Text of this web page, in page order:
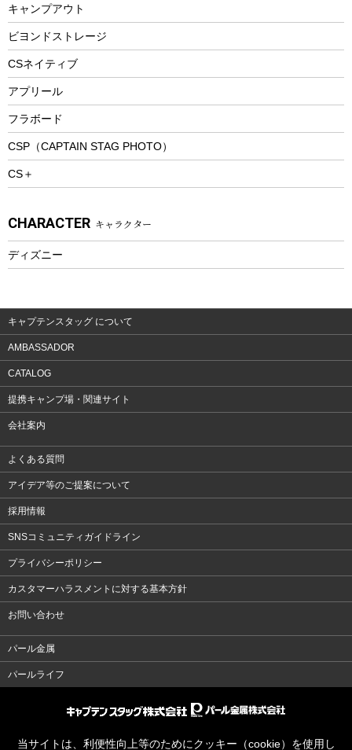
スノーシュー
防寒ウェア
トレッキング
トレッキングアクセサリー
プレイグッズ
ウェルネス
ウェア、タオル
ウェア
キャンプアウト
ビヨンドストレージ
CSネイティブ
アプリール
フラボード
CSP（CAPTAIN STAG PHOTO）
CS＋
CHARACTER キャラクター
ディズニー
キャプテンスタッグ について
AMBASSADOR
CATALOG
提携キャンプ場・関連サイト
会社案内
よくある質問
アイデア等のご提案について
採用情報
SNSコミュニティガイドライン
プライバシーポリシー
カスタマーハラスメントに対する基本方針
お問い合わせ
パール金属
パールライフ
当サイトは、利便性向上等のためにクッキー（cookie）を使用し